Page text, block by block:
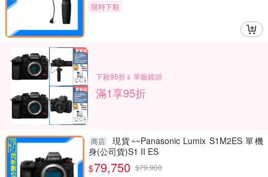
限時下殺
下殺95折⇓ 單眼鏡頭
滿1享95折
商店
現貨~~Panasonic Lumix S1M2ES 單機
身(公司貨)S1 II ES
$79,750 $79,900